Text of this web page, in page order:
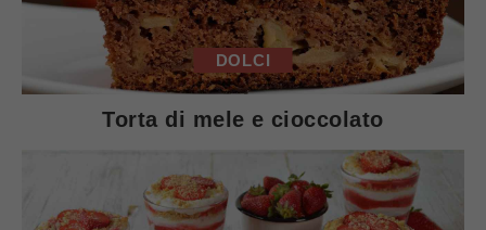
DOLCI
Torta di mele e cioccolato